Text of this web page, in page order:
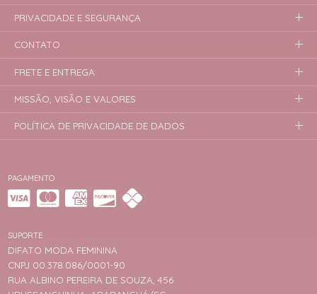
PAGAMENTO
SUPORTE
DIFATO MODA FEMININA
CNPJ 00.378.086/0001-90
RUA ALBINO PEREIRA DE SOUZA, 456
PRIVACIDADE E SEGURANÇA
CONTATO
FRETE E ENTREGA
MISSÃO, VISÃO E VALORES
POLÍTICA DE PRIVACIDADE DE DADOS